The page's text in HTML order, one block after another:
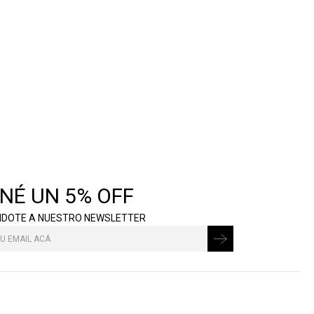
UN 5% OFF
A NUESTRO NEWSLETTER